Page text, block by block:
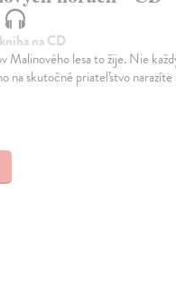
na CD
Malinového lesa to žije. Nie
na skutočné priateľstvo narazíte